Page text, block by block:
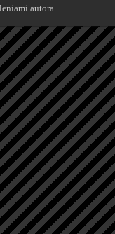
autora.